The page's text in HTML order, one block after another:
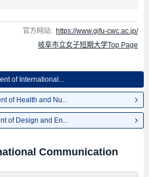
官方网站: https://www.gifu-cwc.ac.jp/
岐阜市立女子短期大学Top Page
of International...
of Health and Nu...
of Design and En...
Communication